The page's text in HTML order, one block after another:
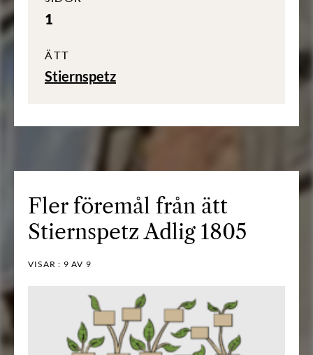
1
ÄTT
Stiernspetz
Fler föremål från ätt
Stiernspetz Adlig 1805
VISAR : 9 AV 9